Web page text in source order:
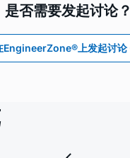
是否需要发起讨论？
EngineerZone®上发起讨论